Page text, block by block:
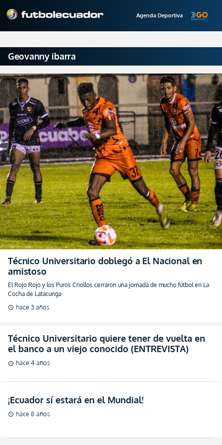
Agenda Deportiva
Geovanny ibarra
Técnico Universitario doblegó a El Nacional en
amistoso
El Rojo Rojo y los Puros Criollos cerraron una jornada de mucho fútbol en La
Cocha de Latacunga
schedule hace 3 años
Técnico Universitario quiere tener de vuelta en
el banco a un viejo conocido (ENTREVISTA)
schedule hace 4 años
¡Ecuador sí estará en el Mundial!
schedule hace 8 años